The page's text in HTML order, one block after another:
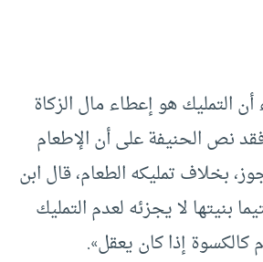
التمليك هو إعطاء مال الزكاة
فقد نص الحنيفة على أن الإطعام
بخلاف تمليكه الطعام، قال ابن
بنيتها لا يجزئه لعدم التمليك
كالكسوة إذا كان يعقل».